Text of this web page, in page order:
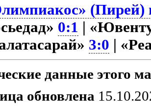
(Пирей)
0:1 |
3:0 |
данные этого
обновлена